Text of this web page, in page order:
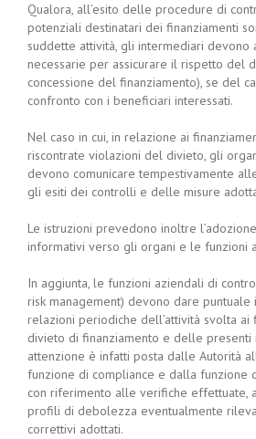
Qualora, all’esito delle procedure di
potenziali destinatari dei finanziamenti
suddette attività, gli intermediari devono
necessarie per assicurare il rispetto del
concessione del finanziamento), se del
confronto con i beneficiari interessati.
Nel caso in cui, in relazione ai
riscontrate violazioni del divieto, gli
devono comunicare tempestivamente
gli esiti dei controlli e delle misure
Le istruzioni prevedono inoltre
informativi verso gli organi e le funzioni
In aggiunta, le funzioni aziendali di
risk management) devono dare puntuale
relazioni periodiche dell’attività svolta
divieto di finanziamento e delle presenti
attenzione è infatti posta dalle Autorità
funzione di compliance e dalla funzione
con riferimento alle verifiche effettuate,
profili di debolezza eventualmente
correttivi adottati.